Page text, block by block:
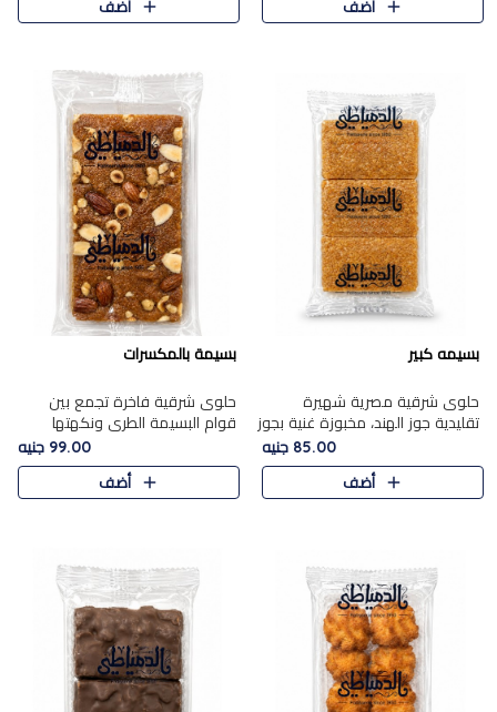
المرضية في حلوى شرقية بطاب..
أضف
كل قطعة و قوام هش
أضف
بسيمه كبير
حلوى شرقية مصرية شهيرة
تقليدية جوز الهند، مخبوزة غنية بجوز
الهند، بلمسه ذهبية وتتميز بقوامها
المرمل وطعمها اللذيذ الذي يشبه
البسبوسة. تُخبز..
85.00 جنيه
أضف
بسيمة بالمكسرات
حلوى شرقية فاخرة تجمع بين
قوام البسيمة الطري ونكهتها
الغنية، مزينة بتشكيلة مختارة من
اللوز والبندق والمكسرات الفاخرة.
مزيج متوازن من القوام ..
99.00 جنيه
أضف